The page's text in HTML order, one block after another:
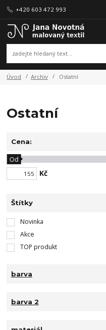
+420 603 472 993
Úvod Archiv Ostatní
Ostatní
Cena:
Kč
Od
Štítky
Novinka
Akce
TOP produkt
barva
barva 2